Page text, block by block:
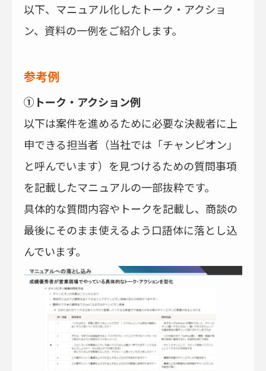
以下、マニュアル化したトーク・アクショ
ン、資料の一例をご紹介します。
参考例
①トーク・アクション例
以下は案件を進めるために必要な決裁者に上
申できる担当者（当社では「チャンピオン」
と呼んでいます）を見つけるための質問事項
を記載したマニュアルの一部抜粋です。
具体的な質問内容やトークを記載し、商談の
最後にそのまま使えるよう口語体に落とし込
んでいます。